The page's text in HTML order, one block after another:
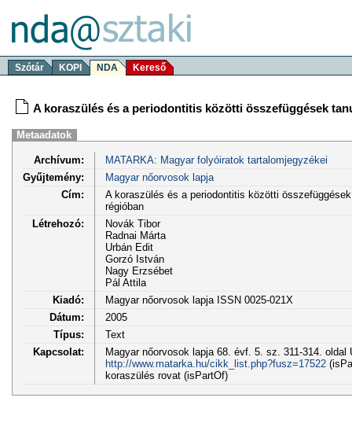
Szótár KOPI NDA Kereső
A koraszülés és a periodontitis közötti összefüggések
Metaadatok
Archívum:
MATARKA: Magyar folyóiratok tartalomjegyzékei
Gyűjtemény:
Magyar nőorvosok lapja
Cím:
A koraszülés és a periodontitis közötti
régióban
Létrehozó:
Novák Tibor
Radnai Márta
Urbán Edit
Gorzó István
Nagy Erzsébet
Pál Attila
Kiadó:
Magyar nőorvosok lapja ISSN 0025-021X
Dátum:
2005
Típus:
Text
Kapcsolat:
Magyar nőorvosok lapja 68. évf. 5. sz. 311-314. oldal
http://www.matarka.hu/cikk_list.php?fusz=17522
koraszülés rovat (isPartOf)